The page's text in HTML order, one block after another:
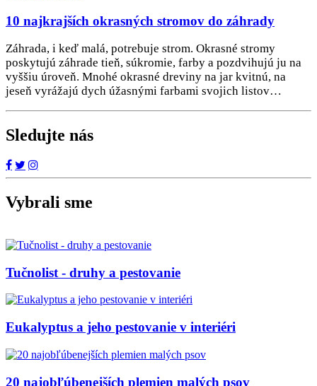
10 najkrajších okrasných stromov do záhrady
Záhrada, i keď malá, potrebuje strom. Okrasné stromy
poskytujú záhrade tieň, súkromie, farby a pozdvihujú ju na
vyššiu úroveň. Mnohé okrasné dreviny na jar kvitnú, na
jeseň vyrážajú dych úžasnými farbami svojich listov…
Sledujte nás
Vybrali sme
Tučnolist - druhy a pestovanie
Eukalyptus a jeho pestovanie v interiéri
20 najobľúbenejších plemien malých psov